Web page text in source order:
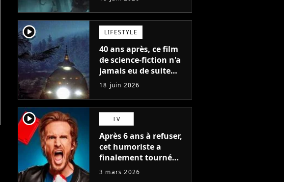
Berserk arrivent enfin
et même Miura
pensait ça impossible
à l'époque
player2 LIFESTYLE
40 ans après, ce film
de science-fiction n'a
jamais eu de suite
mais on a ENFIN la
réponse qu'on
attendait tous
18 juin 2026
player2 TV
Après 6 ans à refuser,
cet humoriste a
finalement tourné
dans LOL : qui rit sort
3 mars 2026